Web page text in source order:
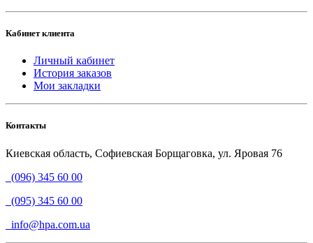
Кабинет клиента
Личный кабинет
История заказов
Мои закладки
Контакты
Киевская область, Софиевская Борщаговка, ул. Яровая 76
(096) 345 60 00
(095) 345 60 00
info@hpa.com.ua